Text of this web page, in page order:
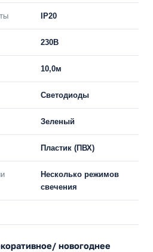
IP20
230В
10,0м
Светодиоды
Зеленый
Пластик (ПВХ)
Несколько режимов
свечения
новогоднее